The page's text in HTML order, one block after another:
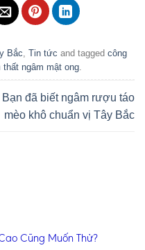
Bắc Tin tức and tagged công
thất ngâm mật ong
Bạn đã biết ngâm rượu táo
mèo khô chuẩn vị Tây Bắc
Cũng Muốn Thử?